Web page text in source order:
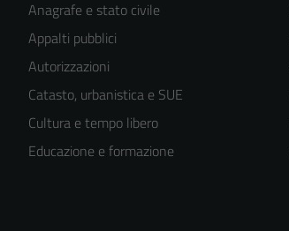
Anagrafe e stato civile
Appalti pubblici
Autorizzazioni
Catasto, urbanistica e SUE
Cultura e tempo libero
Educazione e formazione